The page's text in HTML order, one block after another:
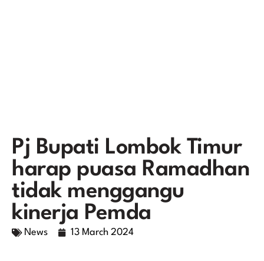
Pj Bupati Lombok Timur
harap puasa Ramadhan
tidak menggangu
kinerja Pemda
News 13 March 2024